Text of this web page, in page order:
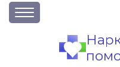
О клинике